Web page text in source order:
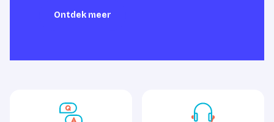
Ontdek meer